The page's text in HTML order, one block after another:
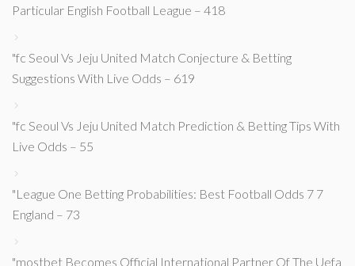
Particular English Football League – 418
"fc Seoul Vs Jeju United Match Conjecture & Betting
Suggestions With Live Odds – 619
"fc Seoul Vs Jeju United Match Prediction & Betting Tips With
Live Odds – 55
"League One Betting Probabilities: Best Football Odds 7 7
England – 73
"mostbet Becomes Official International Partner Of The Uefa